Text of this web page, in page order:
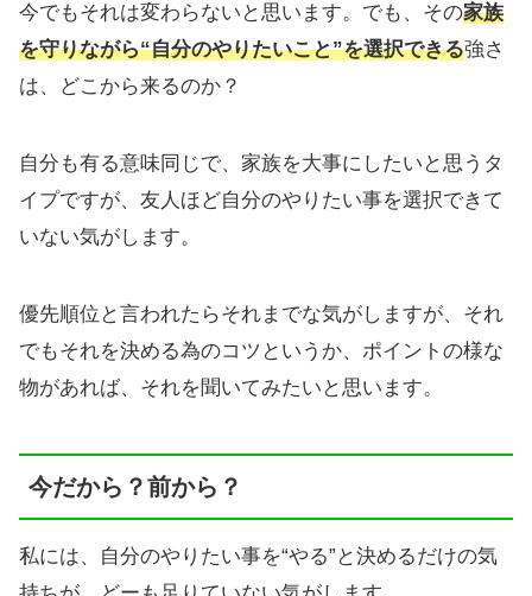
今でもそれは変わらないと思います。でも、その家族
を守りながら“自分のやりたいこと”を選択できる強さ
は、どこから来るのか？
自分も有る意味同じで、家族を大事にしたいと思うタ
イプですが、友人ほど自分のやりたい事を選択できて
いない気がします。
優先順位と言われたらそれまでな気がしますが、それ
でもそれを決める為のコツというか、ポイントの様な
物があれば、それを聞いてみたいと思います。
今だから？前から？
私には、自分のやりたい事を“やる”と決めるだけの気